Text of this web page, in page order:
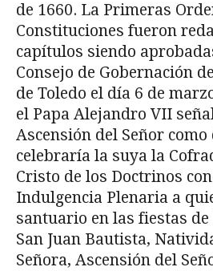
de 1660. La Primeras
Constituciones fueron
capítulos siendo
Consejo de Gobernación
de Toledo el día 6 de
el Papa Alejandro VII
Ascensión del Señor como
celebraría la suya la
Cristo de los Doctrinos
Indulgencia Plenaria a
santuario en las fiestas de
San Juan Bautista,
Señora, Ascensión del